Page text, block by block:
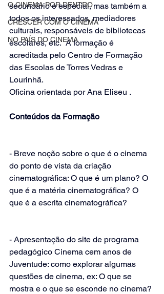
O CINEMA POR DENTRO
CRESCER COM O CINEMA
NO PAÍS DO CINEMA
secundário e especial, mas também a
todos os interessados, mediadores
culturais, responsáveis de bibliotecas
escolares, etc.  A formação é
acreditada pelo Centro de Formação
das Escolas de Torres Vedras e
Lourinhã.
Oficina orientada por Ana Eliseu .
Conteúdos da Formação
- Breve noção sobre o que é o cinema
do ponto de vista da criação
cinematográfica: O que é um plano? O
que é a matéria cinematográfica? O
que é a escrita cinematográfica?
- Apresentação do site de programa
pedagógico Cinema cem anos de
Juventude: como explorar algumas
questões de cinema, ex: O que se
mostra e o que se esconde no cinema?